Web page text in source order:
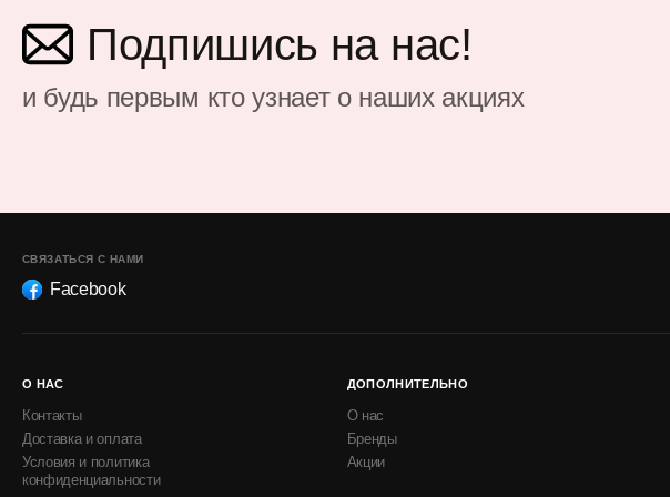
Подпишись на нас!
и будь первым кто узнает о наших акциях
СВЯЗАТЬСЯ С НАМИ
Facebook
О НАС
Контакты
Доставка и оплата
Условия и политика
конфиденциальности
ДОПОЛНИТЕЛЬНО
О нас
Бренды
Акции